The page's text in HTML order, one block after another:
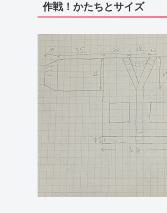
作戦！かたちとサイズ